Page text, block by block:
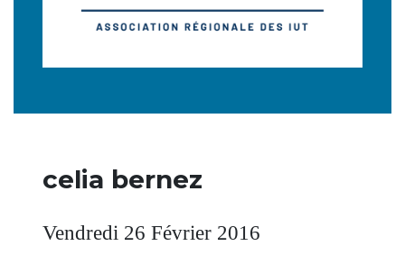
celia bernez
Vendredi 26 Février 2016